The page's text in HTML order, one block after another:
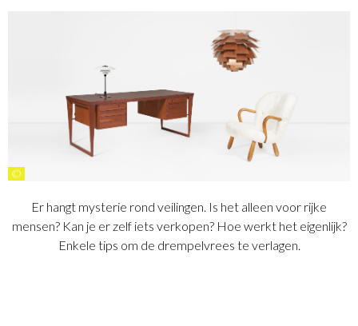
©
Er hangt mysterie rond veilingen. Is het alleen voor rijke
mensen? Kan je er zelf iets verkopen? Hoe werkt het eigenlijk?
Enkele tips om de drempelvrees te verlagen.